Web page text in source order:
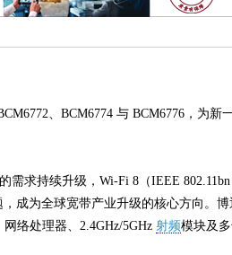
、BCM6774 与 BCM6776，为新
求持续升级，Wi-Fi 8（IEEE
成为全球宽带产业升级的核心方向。
络处理器、2.4GHz/5GHz 射频模块及